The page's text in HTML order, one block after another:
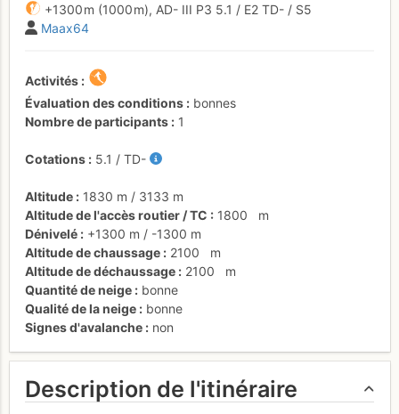
+1300 m (1000 m), AD- III P3 5.1 / E2 TD- / S5
Maax64
Activités
Évaluation des conditions
bonnes
Nombre de participants
1
Cotations 5.1 / TD-
Altitude 1830 m / 3133 m
Altitude de l'accès routier / TC
1800
m
Dénivelé
+1300 m / -1300 m
Altitude de chaussage
2100
m
Altitude de déchaussage
2100
m
Quantité de neige
bonne
Qualité de la neige
bonne
Signes d'avalanche
non
Description de l'itinéraire